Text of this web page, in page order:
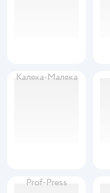
Каляка-Маляка
Prof-Press